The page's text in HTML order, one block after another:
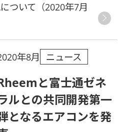
ついて（2020年7月
年8月 ニュース
と富士通ゼネ
ルとの共同開発第一
となるエアコンを発